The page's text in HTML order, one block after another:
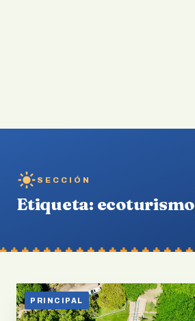
SECCIÓN
Etiqueta: ecoturismo
PRINCIPAL